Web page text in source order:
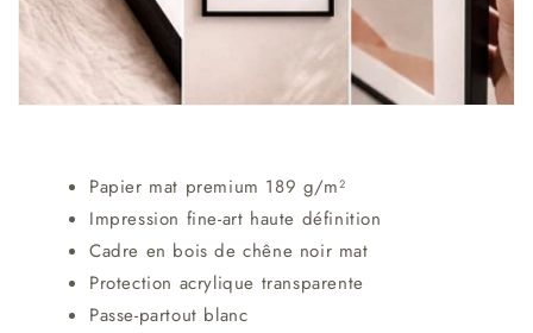
Papier mat premium 189 g/m²
Impression fine-art haute définition
Cadre en bois de chêne noir mat
Protection acrylique transparente
Passe-partout blanc